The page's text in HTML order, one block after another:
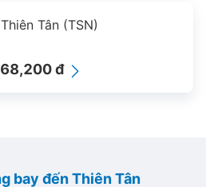
Tân (TSN)
đ
bay đến Thiên Tân